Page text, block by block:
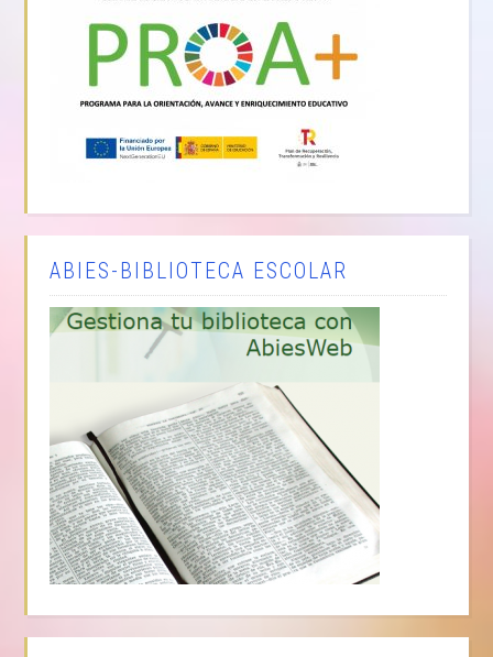
ABIES-BIBLIOTECA ESCOLAR